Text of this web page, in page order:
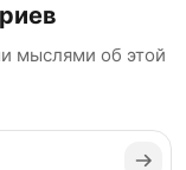
мыслями об этой